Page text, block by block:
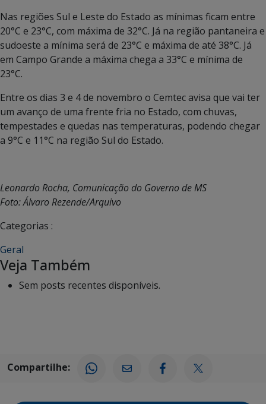
Nas regiões Sul e Leste do Estado as mínimas ficam entre
20°C e 23°C, com máxima de 32°C. Já na região pantaneira e
sudoeste a mínima será de 23°C e máxima de até 38°C. Já
em Campo Grande a máxima chega a 33°C e mínima de
23°C.
Entre os dias 3 e 4 de novembro o Cemtec avisa que vai ter
um avanço de uma frente fria no Estado, com chuvas,
tempestades e quedas nas temperaturas, podendo chegar
a 9°C e 11°C na região Sul do Estado.
Leonardo Rocha, Comunicação do Governo de MS
Foto: Álvaro Rezende/Arquivo
Categorias :
Geral
Veja Também
Sem posts recentes disponíveis.
Compartilhe: